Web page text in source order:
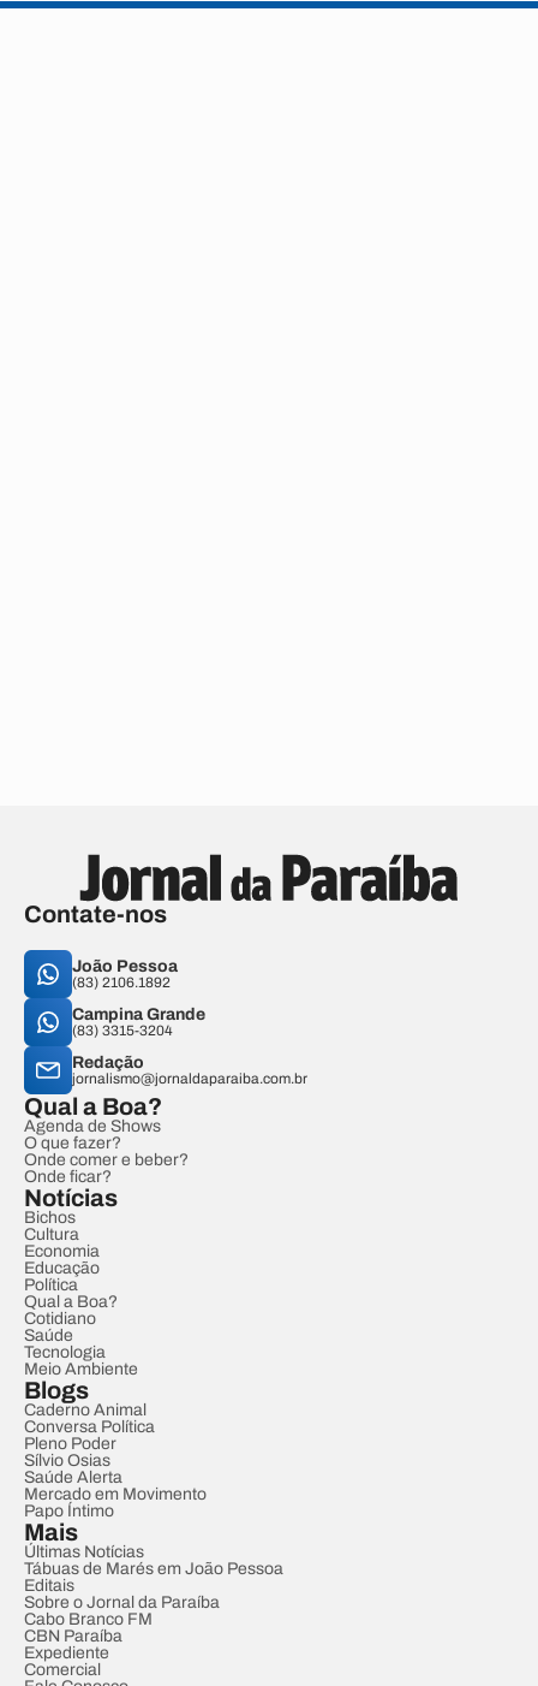
Contate-nos
João Pessoa
(83) 2106.1892
Campina Grande
(83) 3315-3204
Redação
jornalismo@jornaldaparaiba.com.br
Qual a Boa?
Agenda de Shows
O que fazer?
Onde comer e beber?
Onde ficar?
Notícias
Bichos
Cultura
Economia
Educação
Política
Qual a Boa?
Cotidiano
Saúde
Tecnologia
Meio Ambiente
Blogs
Caderno Animal
Conversa Política
Pleno Poder
Sílvio Osias
Saúde Alerta
Mercado em Movimento
Papo Íntimo
Mais
Últimas Notícias
Tábuas de Marés em João Pessoa
Editais
Sobre o Jornal da Paraíba
Cabo Branco FM
CBN Paraíba
Expediente
Comercial